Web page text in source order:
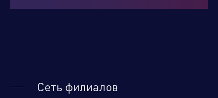
условиями обработки персональных данных.
Сеть филиалов